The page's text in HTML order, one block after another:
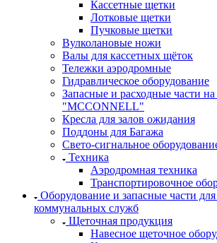
Кассетные щетки
Лотковые щетки
Пучковые щетки
Вулколановые ножи
Валы для кассетных щёток
Тележки аэродромные
Гидравлическое оборудование
Запасные и расходные части
"MCCONNELL"
Кресла для залов ожидания
Поддоны для Багажа
Свето-сигнальное
Техника
Аэродромная техника
Транспортировочное
Оборудование и запасные части
коммунальных служб
Щеточная продукция
Навесное щеточное